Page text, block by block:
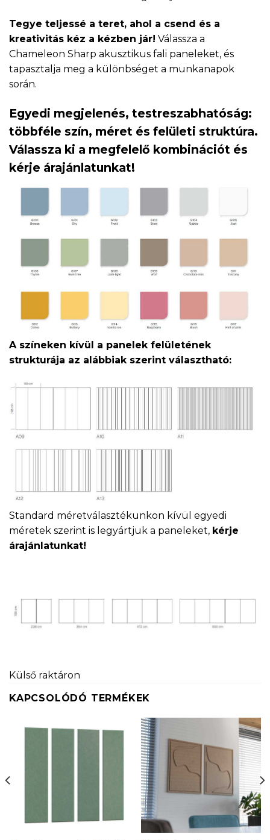
Tegye teljessé a teret, ahol a csend és a
kreativitás kéz a kézben jár! Válassza a
Chameleon Sharp akusztikus fali paneleket, és
tapasztalja meg a különbséget a munkanapok
során.
Egyedi megjelenés, testreszabhatóság:
többféle szín, méret és felületi struktúra.
Válassza ki a megfelelő kombinációt és
kérje árajánlatunkat!
A színeken kívül a panelek felületének
strukturája az alábbiak szerint választható:
Standard méretválasztékunkon kívül egyedi
méretek szerint is legyártjuk a paneleket, kérje
árajánlatunkat!
Külső raktáron
KAPCSOLÓDÓ TERMÉKEK